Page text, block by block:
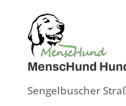
MenscHund
Sengelbuscher